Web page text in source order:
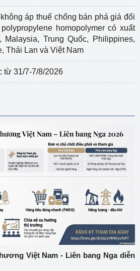
áp thuế chống bán phá giá đối
homopolymer có xuất
Trung Quốc, Philippines,
Thái Lan và Việt Nam
từ 31/7-7/8/2026
Việt Nam - Liên bang Nga diễn